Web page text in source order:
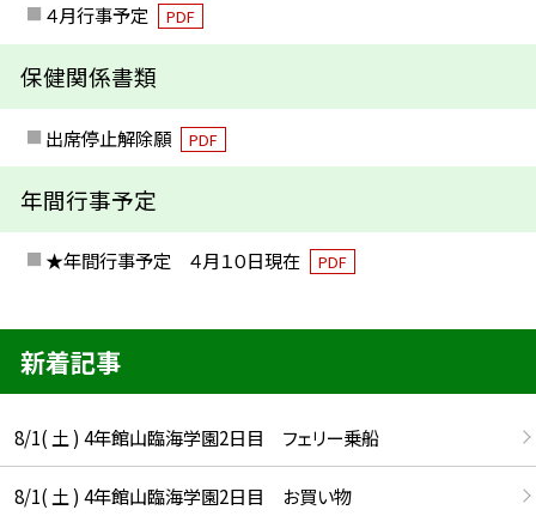
４月行事予定 PDF
保健関係書類
出席停止解除願 PDF
年間行事予定
★年間行事予定 ４月１０日現在 PDF
新着記事
8/1( 土 ) 4年館山臨海学園2日目 フェリー乗船
8/1( 土 ) 4年館山臨海学園2日目 お買い物